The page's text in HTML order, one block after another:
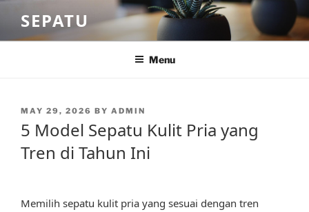
content
SEPATU
Menu
POSTED
MAY 29, 2026 BY ADMIN
5 Model Sepatu Kulit Pria yang
Tren di Tahun Ini
Memilih sepatu kulit pria yang sesuai dengan tren